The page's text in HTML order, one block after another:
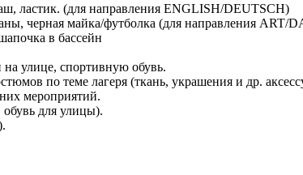
ластик. (для направления ENGLISH/DEUTSCH)
черная майка/футболка (для направления ART/
в бассейн
улице, спортивную обувь.
по теме лагеря (ткань, украшения и др.
мероприятий.
обувь для улицы).